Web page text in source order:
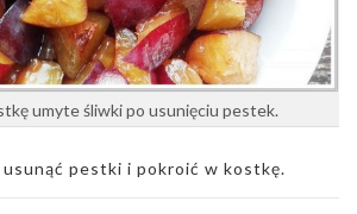
umyte śliwki po usunięciu pestek.
usunąć pestki i pokroić w kostkę.